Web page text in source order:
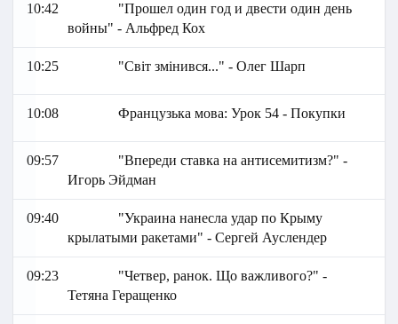
10:42
"Прошел один год и двести один день
войны" - Альфред Кох
10:25 "Світ змінився..." - Олег Шарп
10:08 Французька мова: Урок 54 - Покупки
09:57
"Впереди ставка на антисемитизм?" -
Игорь Эйдман
09:40
"Украина нанесла удар по Крыму
крылатыми ракетами" - Сергей Ауслендер
09:23
"Четвер, ранок. Що важливого?" -
Тетяна Геращенко